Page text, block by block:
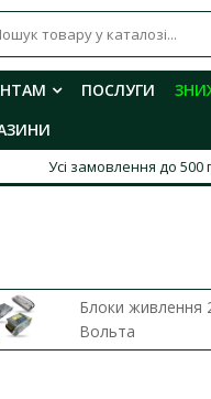
ПОСЛУГИ
Усі замовлення до 500
Блоки живлення
Вольта